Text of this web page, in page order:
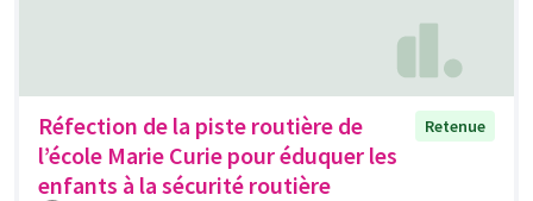
Réfection de la piste routière de
l’école Marie Curie pour éduquer les
enfants à la sécurité routière
Retenue